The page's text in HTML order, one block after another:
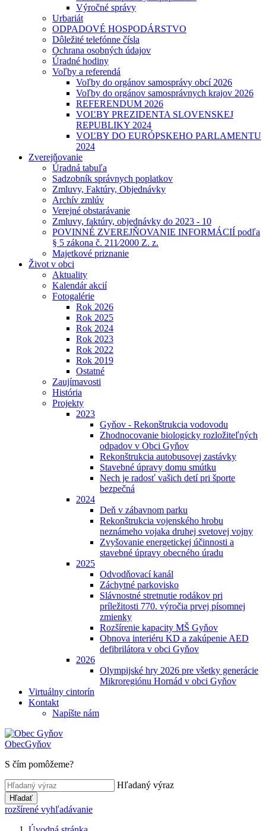
Výročné správy
Urbariát
ODPADOVÉ HOSPODÁRSTVO
Dôležité telefónne čísla
Ochrana osobných údajov
Úradné hodiny
Voľby a referendá
Voľby do orgánov samosprávy obcí 2026
Voľby do orgánov samosprávnych krajov 2026
REFERENDUM 2026
VOĽBY PREZIDENTA SLOVENSKEJ
REPUBLIKY 2024
VOĽBY DO EURÓPSKEHO PARLAMENTU
2024
Zverejňovanie
Úradná tabuľa
Sadzobník správnych poplatkov
Zmluvy, Faktúry, Objednávky
Archív zmlúv
Verejné obstarávanie
Zmluvy, faktúry, objednávky do 2023 - 10
POVINNÉ ZVEREJŇOVANIE INFORMÁCIÍ podľa
§ 5 zákona č. 211⁄2000 Z. z.
Majetkové priznanie
Život v obci
Aktuality
Kalendár akcií
Fotogalérie
Rok 2026
Rok 2025
Rok 2024
Rok 2023
Rok 2022
Rok 2019
Ostatné
Zaujímavosti
História
Projekty
2023
Gyňov - Rekonštrukcia vodovodu
Zhodnocovanie biologicky rozložiteľných
odpadov v Obci Gyňov
Rekonštrukcia autobusovej zastávky
Stavebné úpravy domu smútku
Nech je radosť vašich detí pri športe
bezpečná
2024
Deň v zábavnom parku
Rekonštrukcia vojenského hrobu
neznámeho vojaka druhej svetovej vojny
Zvyšovanie energetickej účinnosti a
stavebné úpravy obecného úradu
2025
Odvodňovací kanál
Záchytné parkovisko
Slávnostné stretnutie rodákov pri
príležitosti 770. výročia prvej písomnej
zmienky
Rozšírenie kapacity MŠ Gyňov
Obnova interiéru KD a zakúpenie AED
defibrilátora v obci Gyňov
2026
Olympijské hry 2026 pre všetky generácie
Mikroregiónu Hornád v obci Gyňov
Virtuálny cintorín
Kontakt
Napíšte nám
ObecGyňov
S čím pomôžeme?
Hľadaný výraz
Hľadať
rozšírené vyhľadávanie